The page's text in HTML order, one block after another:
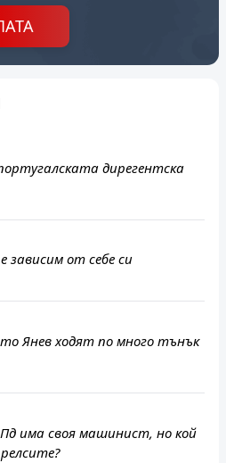
дирегентска
зависим от себе си
Янев ходят по много тънък
има своя машинист, но кой